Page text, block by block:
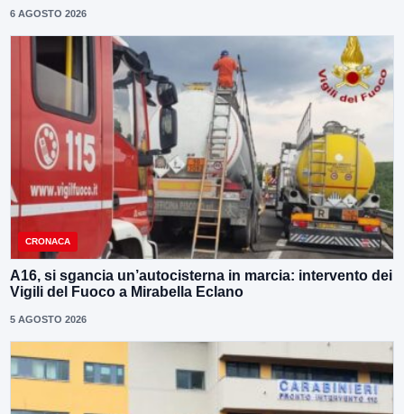
6 AGOSTO 2026
CRONACA
A16, si sgancia un’autocisterna in marcia: intervento dei
Vigili del Fuoco a Mirabella Eclano
5 AGOSTO 2026